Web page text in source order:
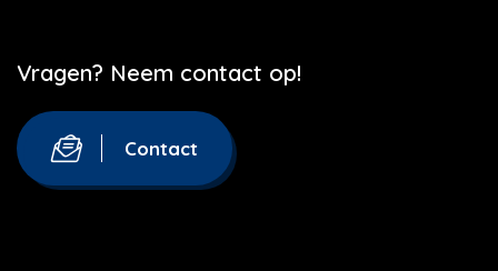
Vragen? Neem contact op!
Contact